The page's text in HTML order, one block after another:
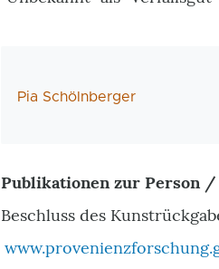
AutorIn
Pia Schölnberger
Publikationen zur Person
Beschluss des